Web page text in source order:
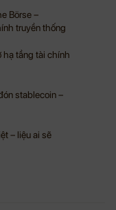
Börse –
truyền thống
hạ tầng tài chính
stablecoin –
– liệu ai sẽ